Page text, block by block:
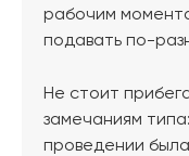
рабочим
подавать по-
Не стоит
замечаниям
проведении